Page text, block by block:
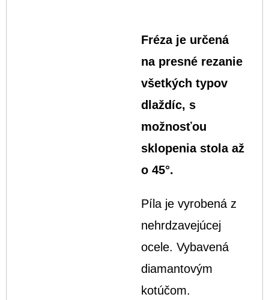
Fréza je určená
na presné rezanie
všetkých typov
dlaždíc, s
možnosťou
sklopenia stola až
o 45°.
Píla je vyrobená z
nehrdzavejúcej
ocele. Vybavená
diamantovým
kotúčom.